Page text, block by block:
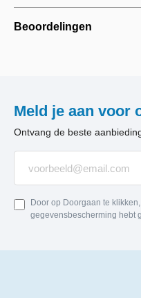
Beoordelingen
Meld je aan voor
Ontvang de beste
Door op Doorgaan te
gegevensbescherming hebt